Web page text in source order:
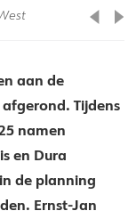
aan de
Tijdens
namen
en Dura
de planning
Ernst-Jan